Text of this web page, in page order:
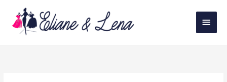
contenu